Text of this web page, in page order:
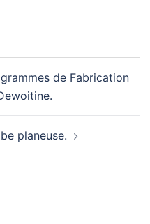
de Fabrication
planeuse.